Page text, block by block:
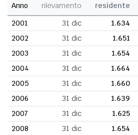
Anno
rilevamento
residente
2001
31 dic 1.634
2002
31 dic 1.651
2003
31 dic 1.654
2004
31 dic 1.664
2005
31 dic 1.660
2006
31 dic 1.639
2007
31 dic 1.625
2008
31 dic 1.654